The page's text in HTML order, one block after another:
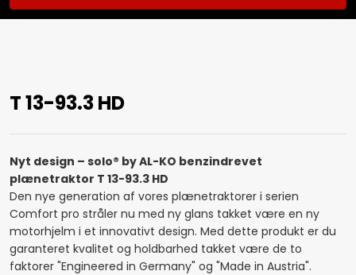
T 13-93.3 HD
Nyt design – solo® by AL-KO benzindrevet
plænetraktor T 13-93.3 HD
​Den nye generation af vores plænetraktorer i serien
Comfort pro stråler nu med ny glans takket være en ny
motorhjelm i et innovativt design. Med dette produkt er du
garanteret kvalitet og holdbarhed takket være de to
faktorer "Engineered in Germany" og "Made in Austria".